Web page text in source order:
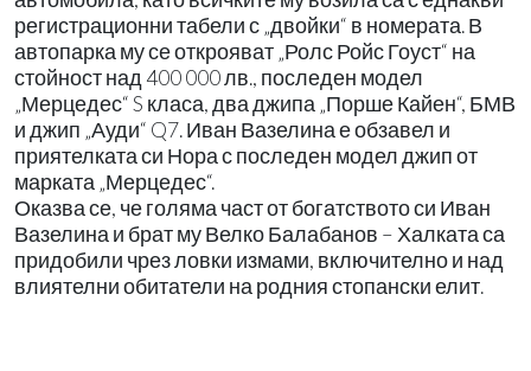
регистрационни табели с „двойки“ в номерата. В
автопарка му се открояват „Ролс Ройс Гоуст“ на
стойност над 400 000 лв., последен модел
„Мерцедес“ S класа, два джипа „Порше Кайен“, БМВ
и джип „Ауди“ Q7. Иван Вазелина е обзавел и
приятелката си Нора с последен модел джип от
марката „Мерцедес“.
Оказва се, че голяма част от богатството си Иван
Вазелина и брат му Велко Балабанов – Халката са
придобили чрез ловки измами, включително и над
влиятелни обитатели на родния стопански елит.